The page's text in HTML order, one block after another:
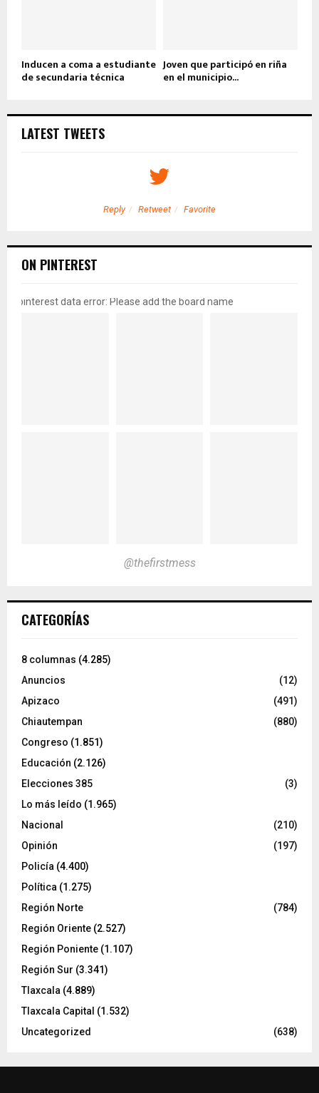
Inducen a coma a estudiante
de secundaria técnica
Joven que participó en riña
en el municipio...
LATEST TWEETS
Reply Retweet Favorite
ON PINTEREST
pinterest data error: Please add the board name
@thefirstmess
CATEGORÍAS
8 columnas (4.285)
Anuncios
(12)
Apizaco
(491)
Chiautempan
(880)
Congreso (1.851)
Educación (2.126)
Elecciones 385
(3)
Lo más leído (1.965)
Nacional
(210)
Opinión
(197)
Policía (4.400)
Política (1.275)
Región Norte
(784)
Región Oriente (2.527)
Región Poniente (1.107)
Región Sur (3.341)
Tlaxcala (4.889)
Tlaxcala Capital (1.532)
Uncategorized
(638)